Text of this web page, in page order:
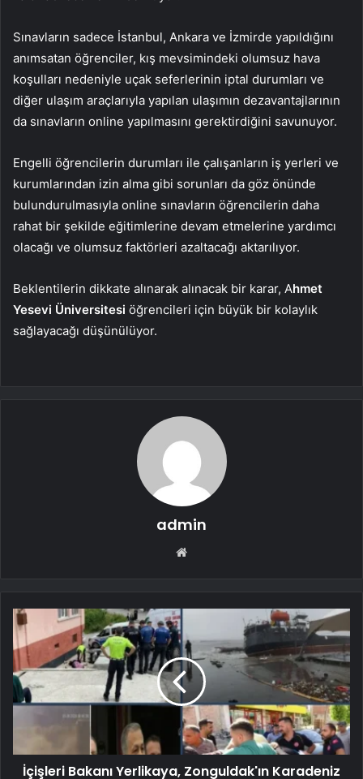
Sınavların sadece İstanbul, Ankara ve İzmirde yapıldığını
anımsatan öğrenciler, kış mevsimindeki olumsuz hava
koşulları nedeniyle uçak seferlerinin iptal durumları ve
diğer ulaşım araçlarıyla yapılan ulaşımın dezavantajlarının
da sınavların online yapılmasını gerektirdiğini savunuyor.
Engelli öğrencilerin durumları ile çalışanların iş yerleri ve
kurumlarından izin alma gibi sorunları da göz önünde
bulundurulmasıyla online sınavların öğrencilerin daha
rahat bir şekilde eğitimlerine devam etmelerine yardımcı
olacağı ve olumsuz faktörleri azaltacağı aktarılıyor.
Beklentilerin dikkate alınarak alınacak bir karar, Ahmet
Yesevi Üniversitesi öğrencileri için büyük bir kolaylık
sağlayacağı düşünülüyor.
admin
Web
İçişleri Bakanı Yerlikaya, Zonguldak'ın Karadeniz